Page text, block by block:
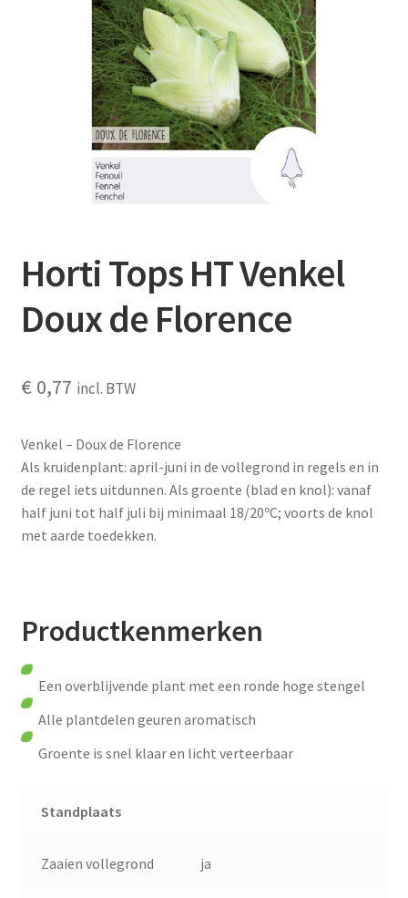
Booking Search
Horti Tops HT Venkel
Doux de Florence
€ 0,77 incl. BTW
Venkel – Doux de Florence
Als kruidenplant: april-juni in de vollegrond in regels en in
de regel iets uitdunnen. Als groente (blad en knol): vanaf
half juni tot half juli bij minimaal 18/20ºC; voorts de knol
met aarde toedekken.
Productkenmerken
Een overblijvende plant met een ronde hoge stengel
Alle plantdelen geuren aromatisch
Groente is snel klaar en licht verteerbaar
Standplaats
Zaaien vollegrond ja